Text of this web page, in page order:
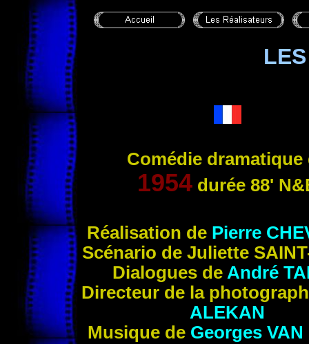
Comédie dramatique
1954durée 88'
Réalisation de Pierre
Scénario de Juliette
Dialogues de André
Directeur de la
ALEKAN
Musique de Georges VAN